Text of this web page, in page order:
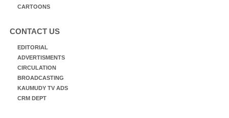
CARTOONS
CONTACT US
EDITORIAL
ADVERTISMENTS
CIRCULATION
BROADCASTING
KAUMUDY TV ADS
CRM DEPT